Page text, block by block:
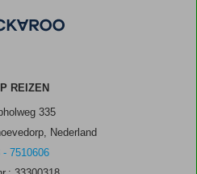
REIZEN
335
Nederland
- 7510606